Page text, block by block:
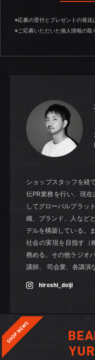
※応募の受付とプレゼントの発送
※ご応募いただいた個人情報の取
ショップスタッフを経
伝PR業務を行い、現
してグローバルプラッ
織、ブランド、人など
デルを構築している。
社会の実現を目指す（
務める。その他ラジオ
講師、 司会業、各講演
hiroshi_doiji